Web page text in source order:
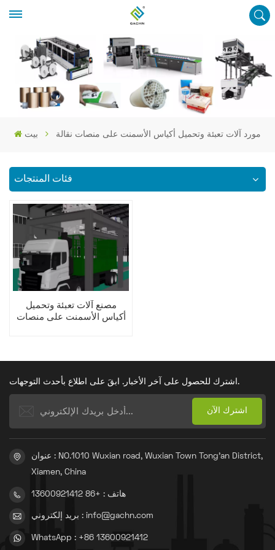
بيت مورد آلات تعبئة وتحميل أكياس الأسمنت على منصات نقالة
فئات المنتجات
مصنع آلات تعبئة وتحميل
أكياس الأسمنت على منصات
اشترك للحصول على آخر الأخبار. ابقَ على اطلاع بأحدث التوجهات.
عنوان : NO.1010 Wuxian road, Wuxian Town Tong'an District,
Xiamen, China
هاتف : +86 13600921412
بريد إلكتروني : info@gachn.com
WhatsApp : +86 13600921412